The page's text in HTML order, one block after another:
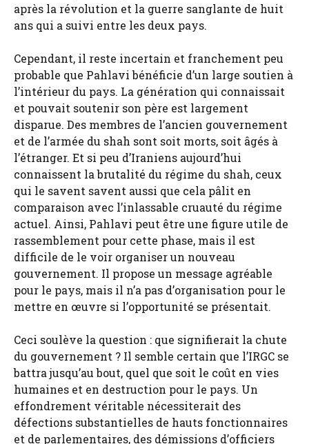
après la révolution et la guerre sanglante de huit
ans qui a suivi entre les deux pays.
Cependant, il reste incertain et franchement peu
probable que Pahlavi bénéficie d’un large soutien à
l’intérieur du pays. La génération qui connaissait
et pouvait soutenir son père est largement
disparue. Des membres de l’ancien gouvernement
et de l’armée du shah sont soit morts, soit âgés à
l’étranger. Et si peu d’Iraniens aujourd’hui
connaissent la brutalité du régime du shah, ceux
qui le savent savent aussi que cela pâlit en
comparaison avec l’inlassable cruauté du régime
actuel. Ainsi, Pahlavi peut être une figure utile de
rassemblement pour cette phase, mais il est
difficile de le voir organiser un nouveau
gouvernement. Il propose un message agréable
pour le pays, mais il n’a pas d’organisation pour le
mettre en œuvre si l’opportunité se présentait.
Ceci soulève la question : que signifierait la chute
du gouvernement ? Il semble certain que l’IRGC se
battra jusqu’au bout, quel que soit le coût en vies
humaines et en destruction pour le pays. Un
effondrement véritable nécessiterait des
défections substantielles de hauts fonctionnaires
et de parlementaires, des démissions d’officiers